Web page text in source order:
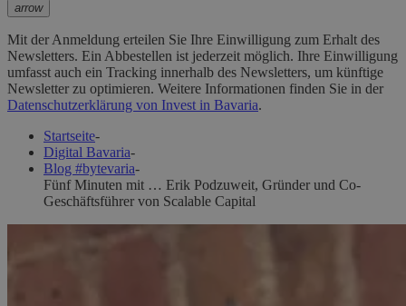
arrow
Mit der Anmeldung erteilen Sie Ihre Einwilligung zum Erhalt des
Newsletters. Ein Abbestellen ist jederzeit möglich. Ihre Einwilligung
umfasst auch ein Tracking innerhalb des Newsletters, um künftige
Newsletter zu optimieren. Weitere Informationen finden Sie in der
Datenschutzerklärung von Invest in Bavaria.
Startseite-
Digital Bavaria-
Blog #bytevaria-
Fünf Minuten mit … Erik Podzuweit, Gründer und Co-
Geschäftsführer von Scalable Capital